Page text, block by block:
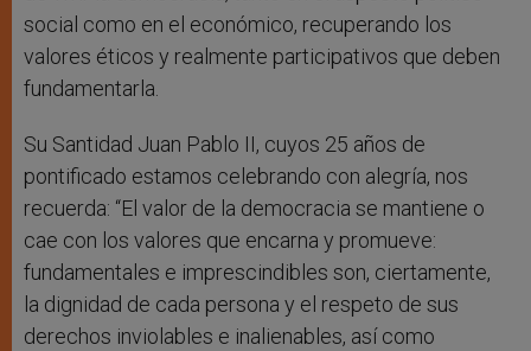
social como en el económico, recuperando los
valores éticos y realmente participativos que deben
fundamentarla.
Su Santidad Juan Pablo II, cuyos 25 años de
pontificado estamos celebrando con alegría, nos
recuerda: “El valor de la democracia se mantiene o
cae con los valores que encarna y promueve:
fundamentales e imprescindibles son, ciertamente,
la dignidad de cada persona y el respeto de sus
derechos inviolables e inalienables, así como